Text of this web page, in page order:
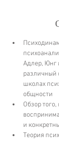
Адлер, Юнг
различный
школах
общности
Обзор
и
Теория